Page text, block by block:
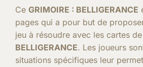
Ce GRIMOIRE : BELLIGERANCE
pages qui a pour but de
jeu à résoudre avec les cartes de
BELLIGERANCE. Les joueurs
situations spécifiques leur